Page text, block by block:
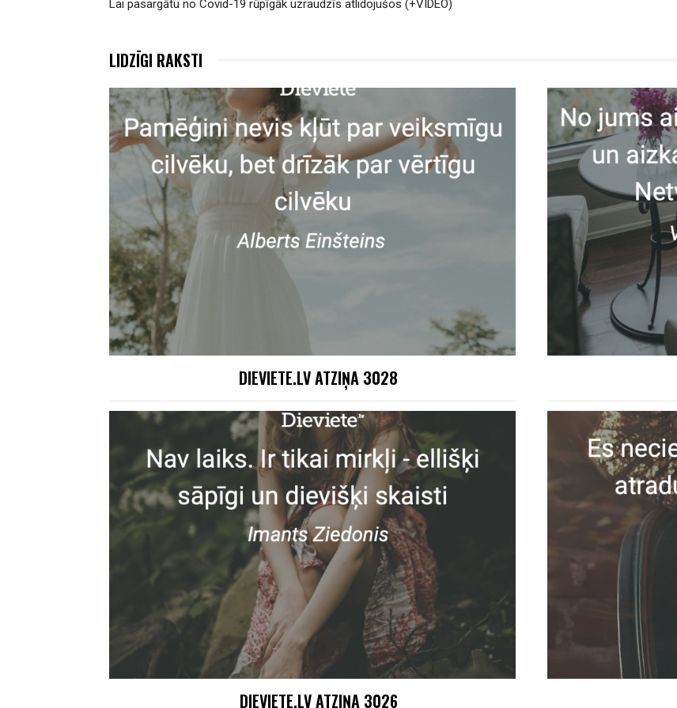
Lai pasargātu no Covid-19 rūpīgāk uzraudzīs atlidojušos (+VIDEO)
LIDZĪGI RAKSTI
DIEVIETE.LV ATZIŅA 3028
DIEVIETE.LV ATZIŅA 3026